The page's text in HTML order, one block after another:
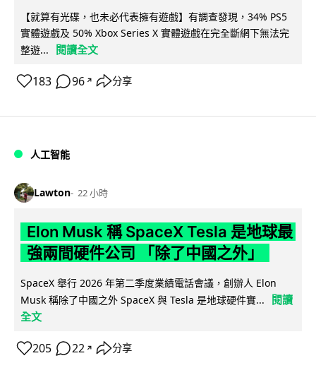
【就算有光碟，也未必代表擁有遊戲】有調查發現，34% PS5
實體遊戲及 50% Xbox Series X 實體遊戲在完全斷網下無法完
整遊...
閱讀全文
183 96 ↗ 分享
人工智能
Lawton 22 小時
Elon Musk 稱 SpaceX Tesla 是地球最
強兩間硬件公司 「除了中國之外」
SpaceX 舉行 2026 年第二季度業績電話會議，創辦人 Elon
Musk 稱除了中國之外 SpaceX 與 Tesla 是地球硬件實...
閱讀
全文
205 22 ↗ 分享